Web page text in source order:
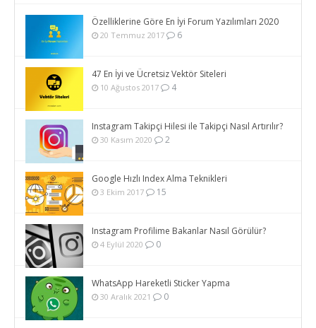
Özelliklerine Göre En İyi Forum Yazılımları 2020
20 Temmuz 2017 6
47 En İyi ve Ücretsiz Vektör Siteleri
10 Ağustos 2017 4
Instagram Takipçi Hilesi ile Takipçi Nasıl Artırılır?
30 Kasım 2020 2
Google Hızlı Index Alma Teknikleri
3 Ekim 2017 15
Instagram Profilime Bakanlar Nasıl Görülür?
4 Eylül 2020 0
WhatsApp Hareketli Sticker Yapma
30 Aralık 2021 0